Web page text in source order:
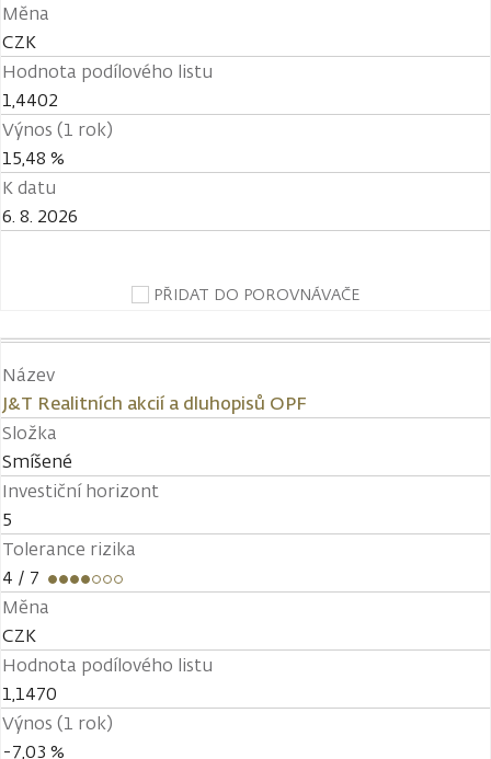
Měna
CZK
Hodnota podílového listu
1,4402
Výnos (1 rok)
15,48 %
K datu
6. 8. 2026
PŘIDAT DO POROVNÁVAČE
Název
J&T Realitních akcií a dluhopisů OPF
Složka
Smíšené
Investiční horizont
5
Tolerance rizika
4 / 7
Měna
CZK
Hodnota podílového listu
1,1470
Výnos (1 rok)
-7,03 %